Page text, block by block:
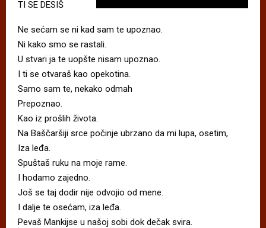
TI SE DESIŠ
Ne sećam se ni kad sam te upoznao.
Ni kako smo se rastali.
U stvari ja te uopšte nisam upoznao.
I ti se otvaraš kao opekotina.
Samo sam te, nekako odmah
Prepoznao.
Kao iz prošlih života.
Na Baščaršiji srce počinje ubrzano da mi lupa, osetim,
Iza leđa.
Spuštaš ruku na moje rame.
I hodamo zajedno.
Još se taj dodir nije odvojio od mene.
I dalje te osećam, iza leđa.
Pevaš Mankijse u našoj sobi dok dečak svira.